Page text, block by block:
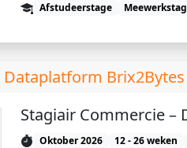
Afstudeerstage
Brix2Bytes
Stagiair Commercie –
Oktober 2026 12 - 26 weken